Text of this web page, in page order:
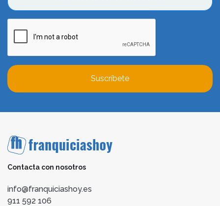
Suscríbete
Contacta con nosotros
info@franquiciashoy.es
911 592 106